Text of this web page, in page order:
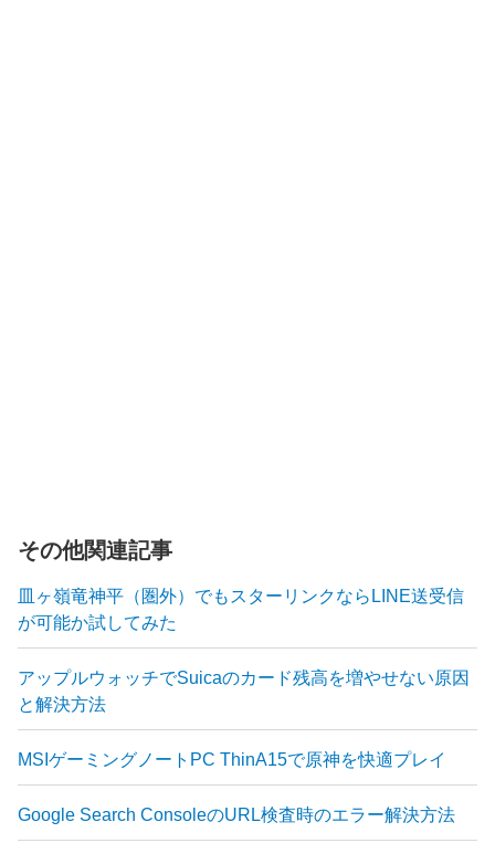
その他関連記事
皿ヶ嶺竜神平（圏外）でもスターリンクならLINE送受信
が可能か試してみた
アップルウォッチでSuicaのカード残高を増やせない原因
と解決方法
MSIゲーミングノートPC ThinA15で原神を快適プレイ
Google Search ConsoleのURL検査時のエラー解決方法